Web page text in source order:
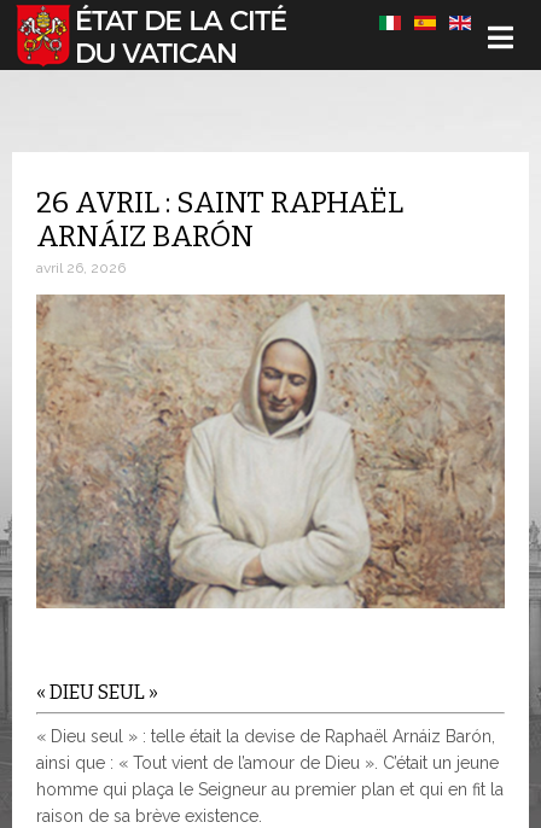
Sélectionnez votre langue
26 AVRIL : SAINT RAPHAËL
ARNÁIZ BARÓN
avril 26, 2026
« DIEU SEUL »
« Dieu seul » : telle était la devise de Raphaël Arnáiz Barón,
ainsi que : « Tout vient de l’amour de Dieu ». C’était un jeune
homme qui plaça le Seigneur au premier plan et qui en fit la
raison de sa brève existence.